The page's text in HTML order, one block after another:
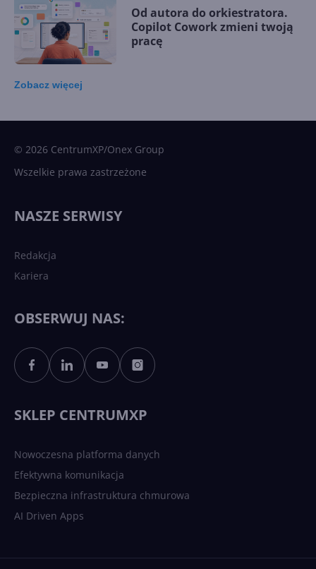
Od autora do orkiestratora.
Copilot Cowork zmieni twoją
pracę
Sztuczna inteligencja po
polsku. Dość barier
Zobacz więcej
© 2026 CentrumXP/Onex Group
Wszelkie prawa zastrzeżone
NASZE SERWISY
Redakcja
Kariera
OBSERWUJ NAS:
SKLEP CENTRUMXP
Nowoczesna platforma danych
Efektywna komunikacja
Bezpieczna infrastruktura chmurowa
AI Driven Apps